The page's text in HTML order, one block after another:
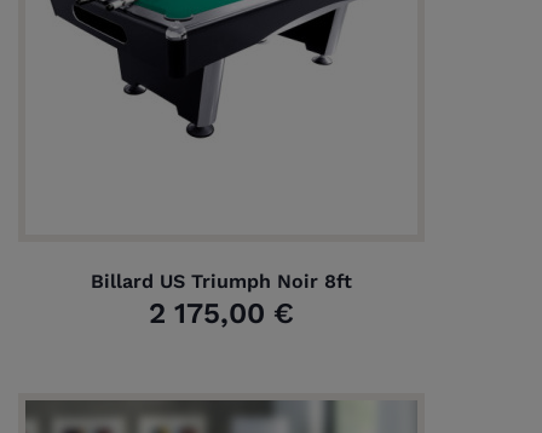
Billard US Triumph Noir 8ft
2 175,00 €